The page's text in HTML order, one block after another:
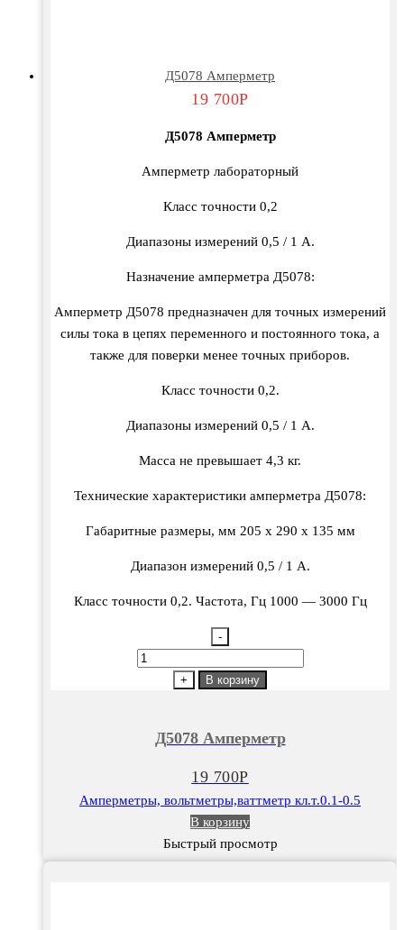
Д5078 Амперметр
19 700Р
Д5078 Амперметр
Амперметр лабораторный
Класс точности 0,2
Диапазоны измерений 0,5 / 1 A.
Назначение амперметра Д5078:
Амперметр Д5078 предназначен для точных измерений
силы тока в цепях переменного и постоянного тока, а
также для поверки менее точных приборов.
Класс точности 0,2.
Диапазоны измерений 0,5 / 1 A.
Масса не превышает 4,3 кг.
Технические характеристики амперметра Д5078:
Габаритные размеры, мм 205 х 290 х 135 мм
Диапазон измерений 0,5 / 1 A.
Класс точности 0,2. Частота, Гц 1000 — 3000 Гц
-
Количество
+ В корзину
Д5078 Амперметр
19 700Р
Амперметры, вольтметры,ваттметр кл.т.0.1-0.5
В корзину
Быстрый просмотр